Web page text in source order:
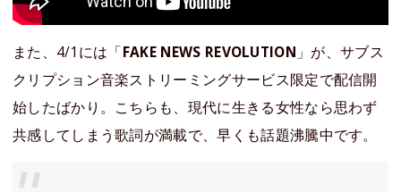
また、4/1には「FAKE NEWS REVOLUTION 」が、サブス
クリプション音楽ストリーミングサービス限定で配信開
始したばかり。こちらも、現代に生きる女性なら思わず
共感してしまう歌詞が満載で、早くも話題沸騰中です。